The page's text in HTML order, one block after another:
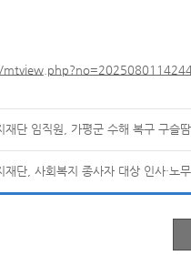
재단 임직원, 가평군 수해 복구 구슬땀
재단, 사회복지 종사자 대상 인사·노